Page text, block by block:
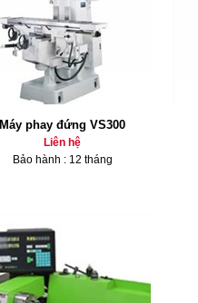
Máy phay đứng VS300
Liên hệ
Bảo hành : 12 tháng